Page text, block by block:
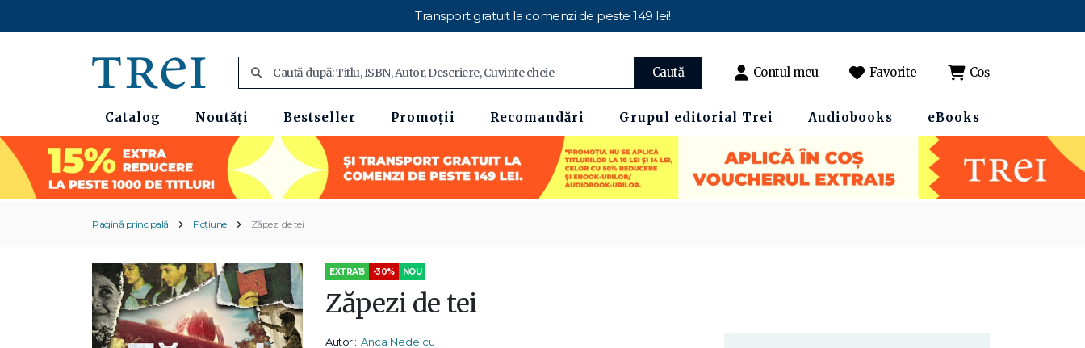
Transport gratuit la comenzi de peste 149 lei!
Caută Contul meu Favorite Coș
Catalog Noutăți Bestseller Promoții Recomandări Grupul editorial Trei Audiobooks eBooks
Pagină principală Ficțiune Zăpezi de tei
EXTRA15 -30% NOU
Zăpezi de tei
Autor : Anca Nedelcu